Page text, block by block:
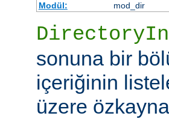
Modül:
mod_dir
sonuna bir
içeriğinin
üzere